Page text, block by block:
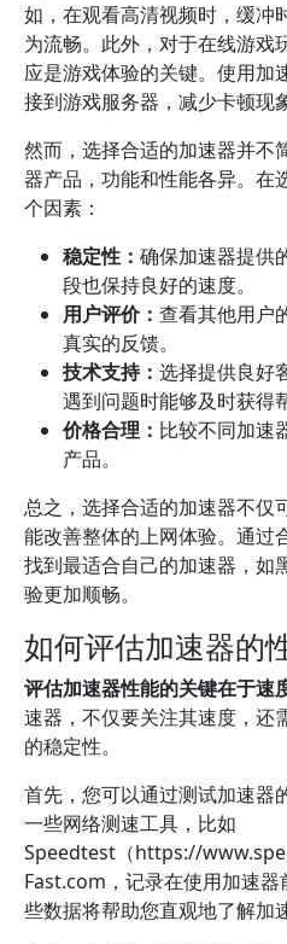
如，在观看高清视频时，缓冲
为流畅。此外，对于在线游戏
应是游戏体验的关键。使用加
接到游戏服务器，减少卡顿现象
然而，选择合适的加速器并不
器产品，功能和性能各异。在
个因素：
稳定性： 确保加速器提供
段也保持良好的速度。
用户评价： 查看其他用户
真实的反馈。
技术支持： 选择提供良好
遇到问题时能够及时获得
价格合理： 比较不同加速
产品。
总之，选择合适的加速器不仅
能改善整体的上网体验。通过
找到最适合自己的加速器，如
验更加顺畅。
如何评估加速器的
评估加速器性能的关键在于速
速器，不仅要关注其速度，还
的稳定性。
首先，您可以通过测试加速器
一些网络测速工具，比如
Speedtest（https://
Fast.com，记录在使用加速
些数据将帮助您直观地了解加